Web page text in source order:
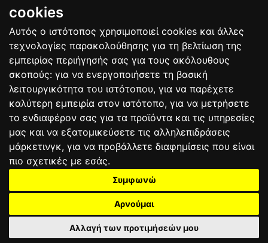
cookies
Αυτός ο ιστότοπος χρησιμοποιεί cookies και άλλες
τεχνολογίες παρακολούθησης για τη βελτίωση της
εμπειρίας περιήγησής σας για τους ακόλουθους
σκοπούς: για να ενεργοποιήσετε τη βασική
λειτουργικότητα του ιστότοπου, για να παρέχετε
καλύτερη εμπειρία στον ιστότοπο, για να μετρήσετε
το ενδιαφέρον σας για τα προϊόντα και τις υπηρεσίες
μας και να εξατομικεύσετε τις αλληλεπιδράσεις
μάρκετινγκ, για να προβάλλετε διαφημίσεις που είναι
πιο σχετικές με εσάς.
Συμφωνώ
Αρνούμαι
Αλλαγή των προτιμήσεών μου
Luca MARINI
Bαθμολογία
ΟΡΟΙ ΧΡΗΣΗΣΠΟΛΙΤΙΚΗ ΠΡΟΣΤΑΣΙΑΣ
ΑΓΩΝΕΣΑΠΟΤΕΛΕΣΜΑΤΑΑΓΟΡΑ